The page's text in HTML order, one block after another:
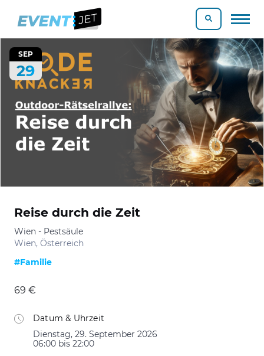
SEP
29
Reise durch die Zeit
Wien - Pestsäule
Wien, Österreich
#Familie
69 €
Datum & Uhrzeit
Dienstag, 29. September 2026
06:00 bis 22:00